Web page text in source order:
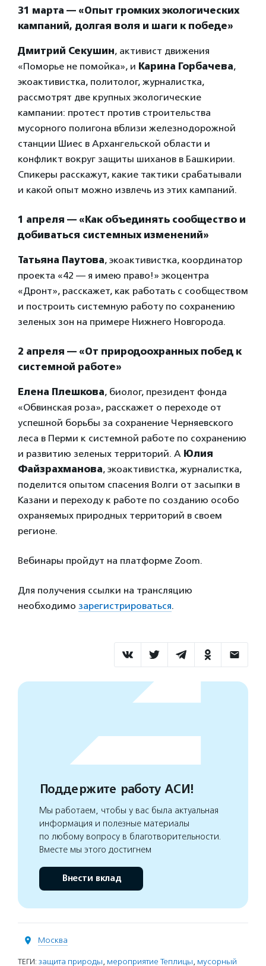
31 марта — «Опыт громких экологических
кампаний, долгая воля и шаги к победе»
Дмитрий Секушин, активист движения
«Поморье не помойка», и Карина Горбачева,
экоактивистка, политолог, журналистка,
рассмотрят две крупных экологические
кампании: протест против строительства
мусорного полигона вблизи железнодорожной
станции Шиес в Архангельской области и
конфликт вокруг защиты шиханов в Башкирии.
Спикеры расскажут, какие тактики срабатывали
и какой опыт можно извлечь из этих кампаний.
1 апреля — «Как объединять сообщество и
добиваться системных изменений»
Татьяна Паутова, экоактивистка, координатор
проекта «42 — я имею право!» экоцентра
«Дронт», расскажет, как работать с сообществом
и построить системную работу по сохранению
зеленых зон на примере Нижнего Новгорода.
2 апреля — «От природоохранных побед к
системной работе»
Елена Плешкова, биолог, президент фонда
«Обвинская роза», расскажет о переходе от
успешной борьбы за сохранение Черняевского
леса в Перми к системной работе по сохранению
и развитию зеленых территорий. А Юлия
Файзрахманова, экоактивистка, журналистка,
поделится опытом спасения Волги от засыпки в
Казани и переходу к работе по созданию особо
охраняемых природных территорий в своем
регионе.
Вебинары пройдут на платформе Zoom.
Для получения ссылки на трансляцию
необходимо зарегистрироваться.
Поддержите работу АСИ!
Мы работаем, чтобы у вас была актуальная
информация и полезные материалы
по любому вопросу в благотворительности.
Вместе мы этого достигнем
Внести вклад
Москва
ТЕГИ: защита природы, мероприятие Теплицы, мусорный